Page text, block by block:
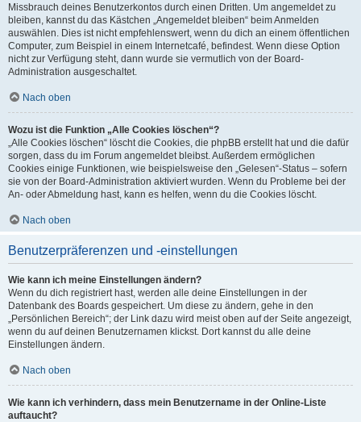
Missbrauch deines Benutzerkontos durch einen Dritten. Um angemeldet zu
bleiben, kannst du das Kästchen „Angemeldet bleiben“ beim Anmelden
auswählen. Dies ist nicht empfehlenswert, wenn du dich an einem öffentlichen
Computer, zum Beispiel in einem Internetcafé, befindest. Wenn diese Option
nicht zur Verfügung steht, dann wurde sie vermutlich von der Board-
Administration ausgeschaltet.
Nach oben
Wozu ist die Funktion „Alle Cookies löschen“?
„Alle Cookies löschen“ löscht die Cookies, die phpBB erstellt hat und die dafür
sorgen, dass du im Forum angemeldet bleibst. Außerdem ermöglichen
Cookies einige Funktionen, wie beispielsweise den „Gelesen“-Status – sofern
sie von der Board-Administration aktiviert wurden. Wenn du Probleme bei der
An- oder Abmeldung hast, kann es helfen, wenn du die Cookies löscht.
Nach oben
Benutzerpräferenzen und -einstellungen
Wie kann ich meine Einstellungen ändern?
Wenn du dich registriert hast, werden alle deine Einstellungen in der
Datenbank des Boards gespeichert. Um diese zu ändern, gehe in den
„Persönlichen Bereich“; der Link dazu wird meist oben auf der Seite angezeigt,
wenn du auf deinen Benutzernamen klickst. Dort kannst du alle deine
Einstellungen ändern.
Nach oben
Wie kann ich verhindern, dass mein Benutzername in der Online-Liste
auftaucht?